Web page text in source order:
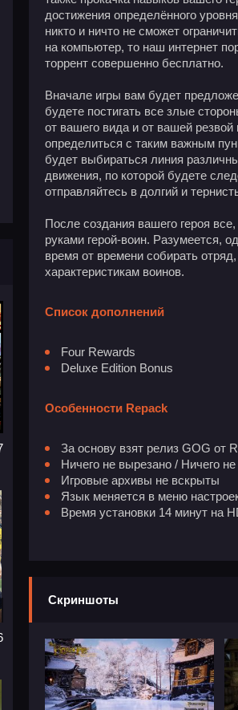
достижения определённого
никто и ничто не сможет
на компьютер, то наш интернет
торрент совершенно бесплатно.
Вначале игры вам будет
будете постигать все злые
от вашего вида и от вашей
определиться с таким важным
будет выбираться линия
движения, по которой будете
отправляйтесь в долгий и
После создания вашего героя
руками герой-воин. Разумеется,
время от времени собирать
характеристикам воинов.
Список дополнений
Four Rewards
Deluxe Edition Bonus
Особенности Repack
За основу взят релиз GOG от
Ничего не вырезано / Ничего
Игровые архивы не вскрыты
Язык меняется в меню
Время установки 14 минут на
Скриншоты